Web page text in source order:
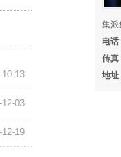
10-13
12-03
12-19
集派
电话
传真
地址